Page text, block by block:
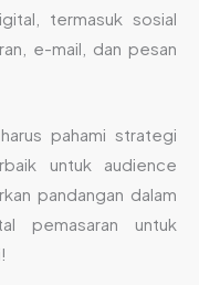
termasuk sosial
e-mail, dan pesan
pahami strategi
untuk audience
pandangan dalam
pemasaran untuk